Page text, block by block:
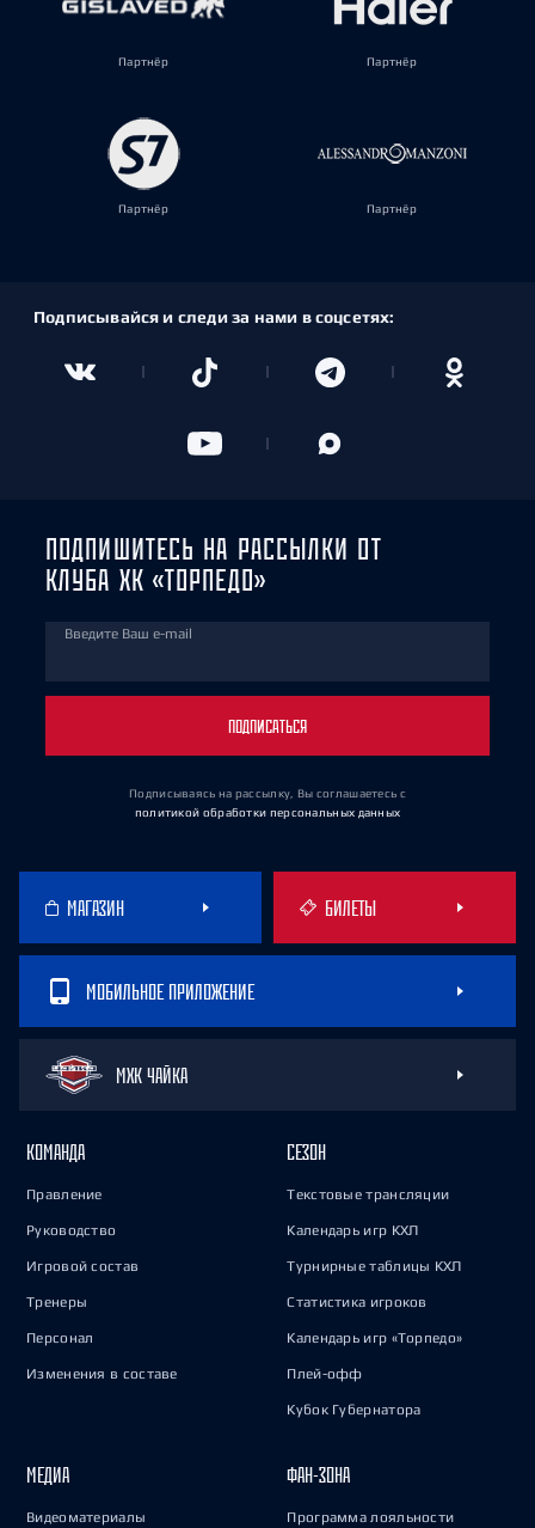
Партнёр Партнёр
Партнёр Партнёр
Подписывайся и следи за нами в соцсетях:
ПОДПИШИТЕСЬ НА РАССЫЛКИ ОТ
КЛУБА ХК «ТОРПЕДО»
Введите Ваш e-mail
ПОДПИСАТЬСЯ
Подписываясь на рассылку, Вы соглашаетесь с
политикой обработки персональных данных
МАГАЗИН БИЛЕТЫ
МОБИЛЬНОЕ ПРИЛОЖЕНИЕ
МХК ЧАЙКА
КОМАНДА
Правление
Руководство
Игровой состав
Тренеры
Персонал
Изменения в составе
СЕЗОН
Текстовые трансляции
Календарь игр КХЛ
Турнирные таблицы КХЛ
Статистика игроков
Календарь игр «Торпедо»
Плей-офф
Кубок Губернатора
МЕДИА
Видеоматериалы
ФАН-ЗОНА
Программа лояльности